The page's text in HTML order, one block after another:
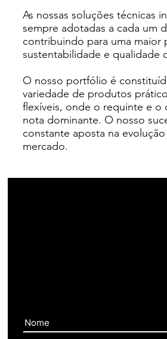
As nossas soluções técnicas
sempre adotadas a cada um
contribuindo para uma maior
sustentabilidade e qualidade
O nosso portfólio é
variedade de produtos
flexíveis, onde o requinte e o
nota dominante. O nosso
constante aposta na
mercado.
nos